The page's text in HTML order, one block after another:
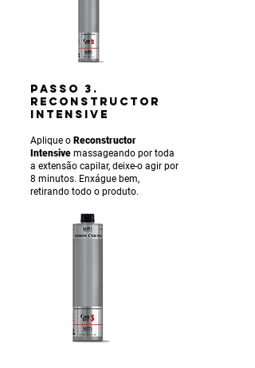
PASSO 3.
RECONSTRUCTOR
INTENSIVE
Aplique o Reconstructor
Intensive massageando por toda
a extensão capilar, deixe-o agir por
8 minutos. Enxágue bem,
retirando todo o produto.